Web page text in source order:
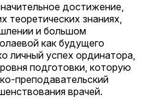
достижение,
теоретических знаниях,
и большом
как будущего
личный успех ординатора,
подготовки, которую
преподавательский
врачей.